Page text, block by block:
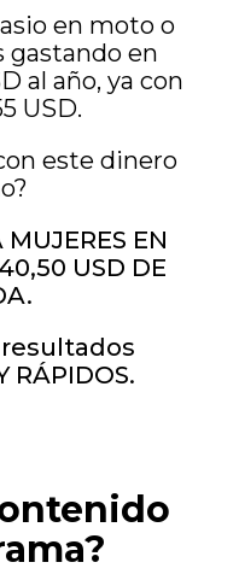
en moto o
gastando en
al año, ya con
USD.
este dinero
EN
USD DE
RÁPIDOS.